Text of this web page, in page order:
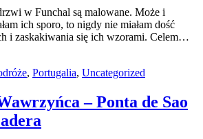
w Funchal są malowane. Może i
ich sporo, to nigdy nie miałam dość
i zaskakiwania się ich wzorami. Celem…
, Portugalia, Uncategorized
– Ponta de Sao